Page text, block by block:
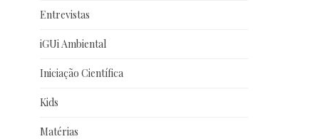
Entrevistas
iGUi Ambiental
Iniciação Científica
Kids
Matérias